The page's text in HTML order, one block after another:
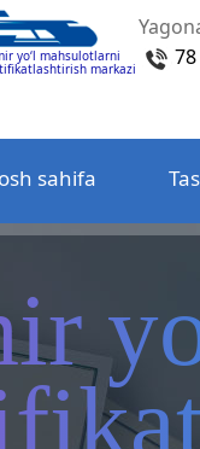
yo‘l mahsulotlarni
markazi
sahifa